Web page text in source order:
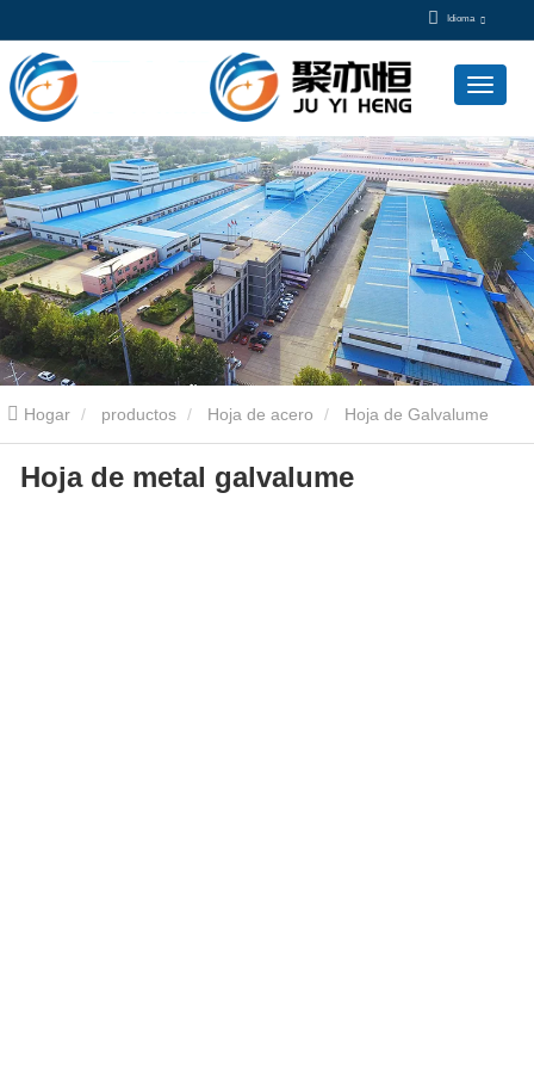
Idioma
Hogar productos Hoja de acero Hoja de Galvalume
Stelling Hoja de metal galvalume
Hoja de metal galvalume